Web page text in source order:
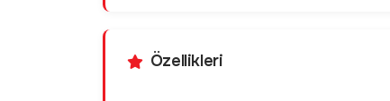
Özellikleri